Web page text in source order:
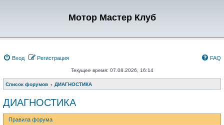
Мотор Мастер Клуб
Вход Регистрация FAQ
Текущее время: 07.08.2026, 16:14
Список форумов ДИАГНОСТИКА
ДИАГНОСТИКА
Правила форума